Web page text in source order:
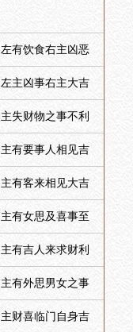
左有饮食右主凶恶
左主凶事右主大吉
主失财物之事不利
主有要事人相见吉
主有客来相见大吉
主有女思及喜事至
主有吉人来求财利
主有外思男女之事
主财喜临门自身吉